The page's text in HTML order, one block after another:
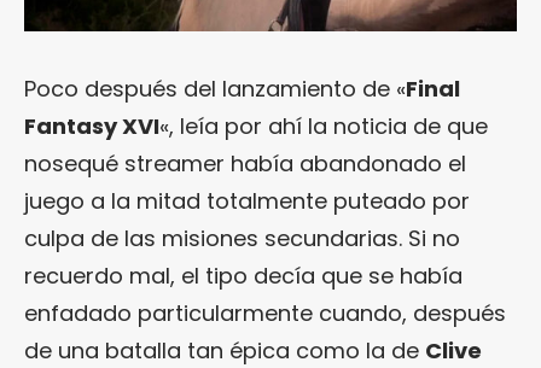
Poco después del lanzamiento de «Final
Fantasy XVI«, leía por ahí la noticia de que
nosequé streamer había abandonado el
juego a la mitad totalmente puteado por
culpa de las misiones secundarias. Si no
recuerdo mal, el tipo decía que se había
enfadado particularmente cuando, después
de una batalla tan épica como la de Clive